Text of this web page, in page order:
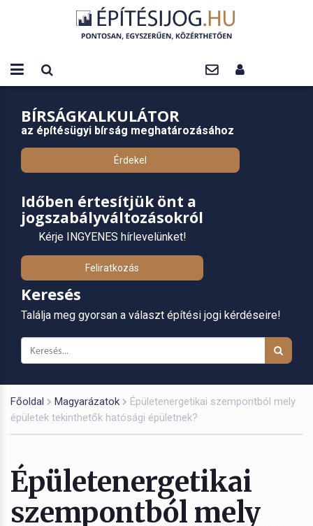
BÍRSÁGKALKULÁTOR
az építésügyi bírság meghatározásához
Érdekel
Időben értesítjük önt a
jogszabályváltozásokról
Kérje INGYENES hírlevelünket!
Feliratkozás
Keresés
Találja meg gyorsan a választ építési jogi kérdéseire!
Főoldal Magyarázatok
Épületenergetikai szempontból mely
épületek tekinthetők hatósági épületnek?
Épületenergetikai
szempontból mely